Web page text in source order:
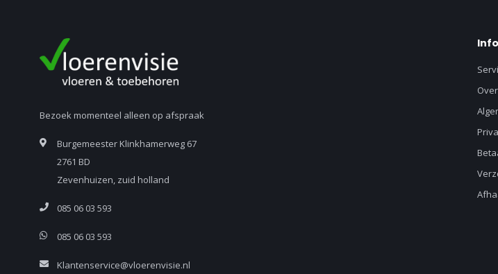
Bezoek momenteel alleen op afspraak
Burgemeester Klinkhamerweg 67
2761 BD
Zevenhuizen, zuid holland
085 06 03 593
085 06 03 593
Klantenservice@vloerenvisie.nl